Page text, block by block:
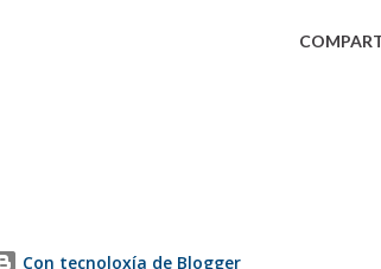
Con tecnoloxía de Blogger